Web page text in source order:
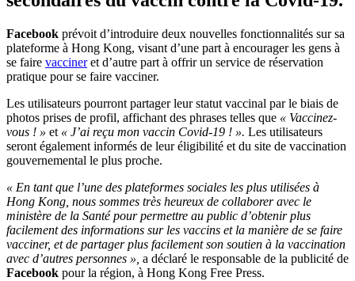
Facebook prévoit d’introduire deux nouvelles fonctionnalités sur sa
plateforme à Hong Kong, visant d’une part à encourager les gens à
se faire vaccineret d’autre part à offrir un service de réservation
pratique pour se faire vacciner.
Les utilisateurs pourront partager leur statut vaccinal par le biais de
photos prises de profil, affichant des phrases telles que « Vaccinez-
vous ! » et « J’ai reçu mon vaccin Covid-19 ! ». Les utilisateurs
seront également informés de leur éligibilité et du site de vaccination
gouvernemental le plus proche.
« En tant que l’une des plateformes sociales les plus utilisées à
Hong Kong, nous sommes très heureux de collaborer avec le
ministère de la Santé pour permettre au public d’obtenir plus
facilement des informations sur les vaccins et la manière de se faire
vacciner, et de partager plus facilement son soutien à la vaccination
avec d’autres personnes », a déclaré le responsable de la publicité de
Facebook pour la région, à Hong Kong Free Press.